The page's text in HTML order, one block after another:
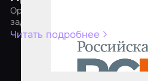
Организаторам игр пришлось
задачи, чтобы выжить в 2020
Читать подробнее